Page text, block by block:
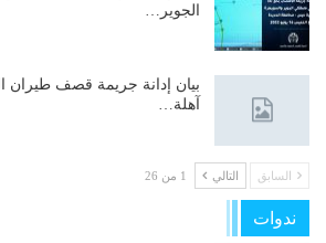
الجوير…
بيان إدانة جريمة قصف طيران
آهلة…
السابق التالي 1 من 26
ندوات